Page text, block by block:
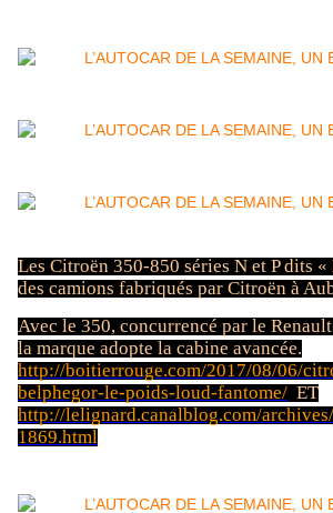
Les Citroën 350-850 séries N et P dits
des camions fabriqués par Citroën à
Avec le 350, concurrencé par le
la marque adopte la cabine avancée.
http://boitierrouge.com/2017/08/06/
belphegor-le-poids-loud-fantome/ ET
http://lelignard.canalblog.com/
1869.html